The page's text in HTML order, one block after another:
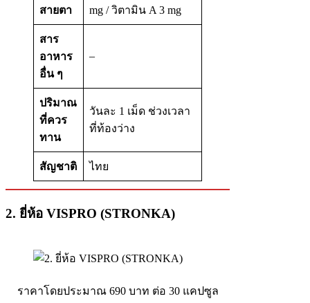
สายตา
mg / วิตามิน A 3 mg
สาร
อาหาร
อื่น ๆ
–
ปริมาณ
ที่ควร
ทาน
วันละ 1 เม็ด ช่วงเวลา
ที่ท้องว่าง
สัญชาติ ไทย
2. ยี่ห้อ VISPRO (STRONKA)
ราคาโดยประมาณ 690 บาท ต่อ 30 แคปซูล